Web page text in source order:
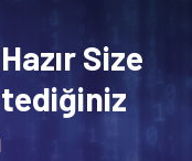
Size